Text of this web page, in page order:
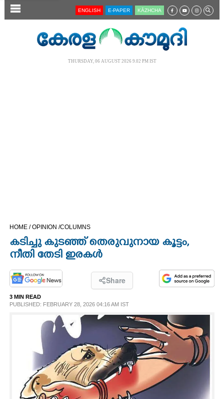
SECTIONS
LIFESTYLE
SPIRITUAL
INFO+
ENGLISH E-PAPER KĀZHCHA
THURSDAY, 06 AUGUST 2026 9.02 PM IST
HOME /OPINION /COLUMNS
കടിച്ചു കുടഞ്ഞ് തെരുവുനായ കൂട്ടം,
നീതി തേടി ഇരകൾ
Share
3 MIN READ
PUBLISHED: FEBRUARY 28, 2026 04:16 AM IST